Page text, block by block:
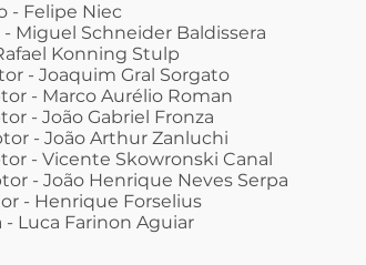
- Felipe Niec
Miguel Schneider Baldissera
Konning Stulp
- Joaquim Gral Sorgato
- Marco Aurélio Roman
- João Gabriel Fronza
- João Arthur Zanluchi
- Vicente Skowronski Canal
- João Henrique Neves Serpa
- Henrique Forselius
- Luca Farinon Aguiar